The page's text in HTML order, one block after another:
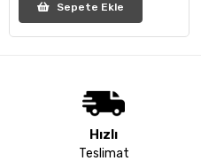
Sepete Ekle
Hızlı
Teslimat